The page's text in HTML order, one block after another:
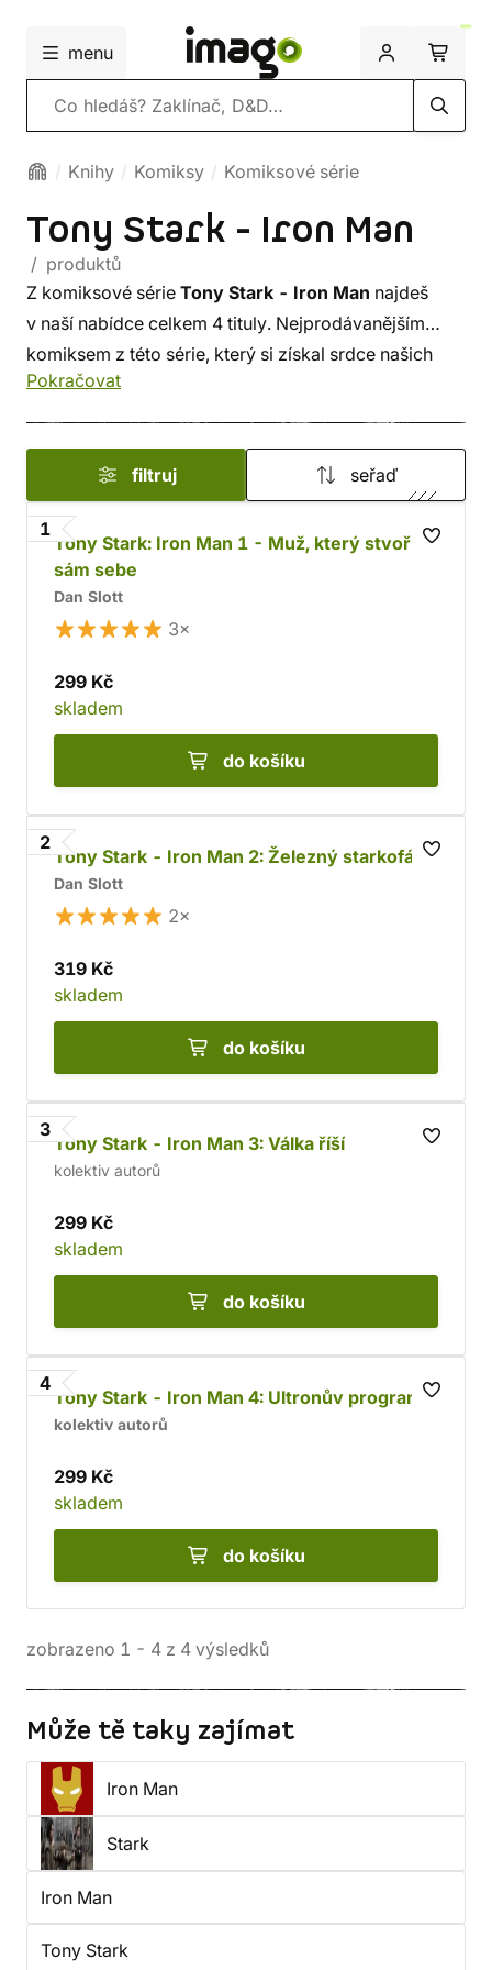
menu
Vyhledávání
Knihy Komiksy Komiksové série
Tony Stark - Iron Man
/ produktů
Z komiksové série Tony Stark - Iron Man najdeš
v naší nabídce celkem 4 tituly. Nejprodávanějším
komiksem z této série, který si získal srdce našich
čtenářů, jeTony Stark - Iron Man 2: Železný
máme na skladě? Stačí se přesunout do naší hlavní
komiksů, a nebo přímo na komiksyAkční
a dobrodružné komiksy.
Pokračovat
filtruj seřaď
1
Tony Stark: Iron Man 1 - Muž, který stvořil
sám sebe
Dan Slott
3×
299 Kč
skladem
do košíku
2
Tony Stark - Iron Man 2: Železný starkofág
Dan Slott
2×
319 Kč
skladem
do košíku
3
Tony Stark - Iron Man 3: Válka říší
kolektiv autorů
299 Kč
skladem
do košíku
4
Tony Stark - Iron Man 4: Ultronův program
kolektiv autorů
299 Kč
skladem
do košíku
zobrazeno 1 - 4 z 4 výsledků
Může tě taky zajímat
Iron Man
Stark
Iron Man
Tony Stark